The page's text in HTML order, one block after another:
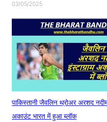
03/05/2025
पाकिस्तानी जैवलिन थ्रोअर अरशद
अकाउंट भारत में हुआ ब्लॉक